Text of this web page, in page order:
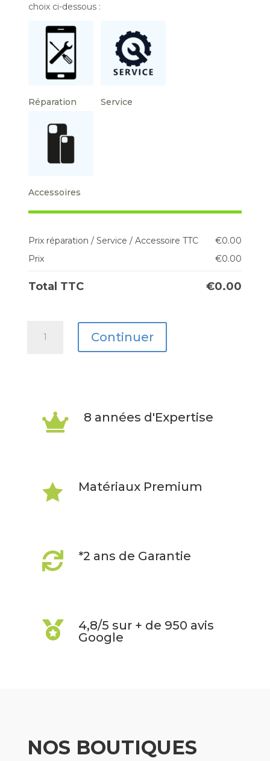
choix ci-dessous :
Réparation Service
Accessoires
Prix réparation / Service / Accessoire TTC €0.00
Prix
€0.00
Total TTC €0.00
A22
Continuer
 8 années d'Expertise
 Matériaux Premium
 *2 ans de Garantie

4,8/5 sur + de 950 avis
Google
NOS BOUTIQUES